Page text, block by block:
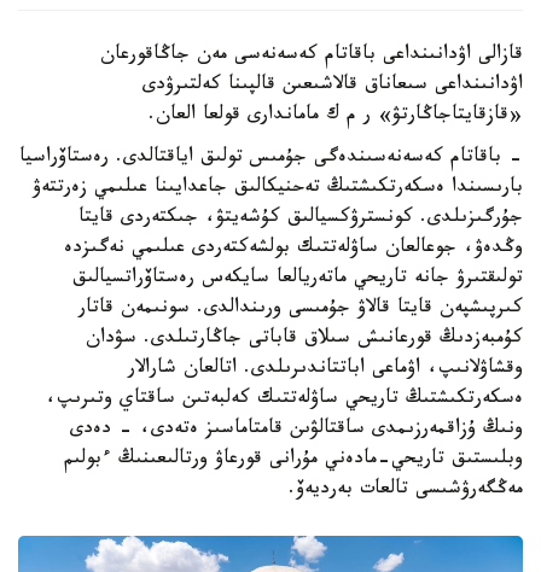
قازالى اۋدانىنداعى باقاتام كەسەنەسى مەن جاڭاقورعان
اۋدانىنداعى سىعاناق قالاشىعىن قالپىنا كەلتىرۋدى
«قازقايتاجاڭارتۋ» ر م ك ماماندارى قولعا العان.
- باقاتام كەسەنەسىندەگى جۇمىس تولىق اياقتالدى. رەستاۆراسيا
بارىسىندا ەسكەرتكىشتىڭ تەحنيكالىق جاعدايىنا عىلىمي زەرتتەۋ
جۇرگىزىلدى. كونسترۋكسيالىق كۇشەيتۋ، جىكتەردى قايتا
وڭدەۋ، جوعالعان ساۋلەتتىك بولشەكتەردى عىلىمي نەگىزدە
تولىقتىرۋ جانە تاريحي ماتەريالعا سايكەس رەستاۆراتسيالىق
كىرپىشپەن قايتا قالاۋ جۇمىسى ورىندالدى. سونىمەن قاتار
كۇمبەزدىڭ قورعانىش سىلاق قاباتى جاڭارتىلدى. سۋدان
وقشاۋلانىپ، اۋماعى اباتتاندىرىلدى. اتالعان شارالار
ەسكەرتكىشتىڭ تاريحي ساۋلەتتىك كەلبەتىن ساقتاي وتىرىپ،
ونىڭ ۇزاقمەرزىمدى ساقتالۋىن قامتاماسىز ەتەدى، - دەدى
وبلىستىق تاريحي-مادەني مۇرانى قورعاۋ ورتالىعىنىڭ ءبولىم
مەڭگەرۋشىسى تالعات بەرديەۆ.